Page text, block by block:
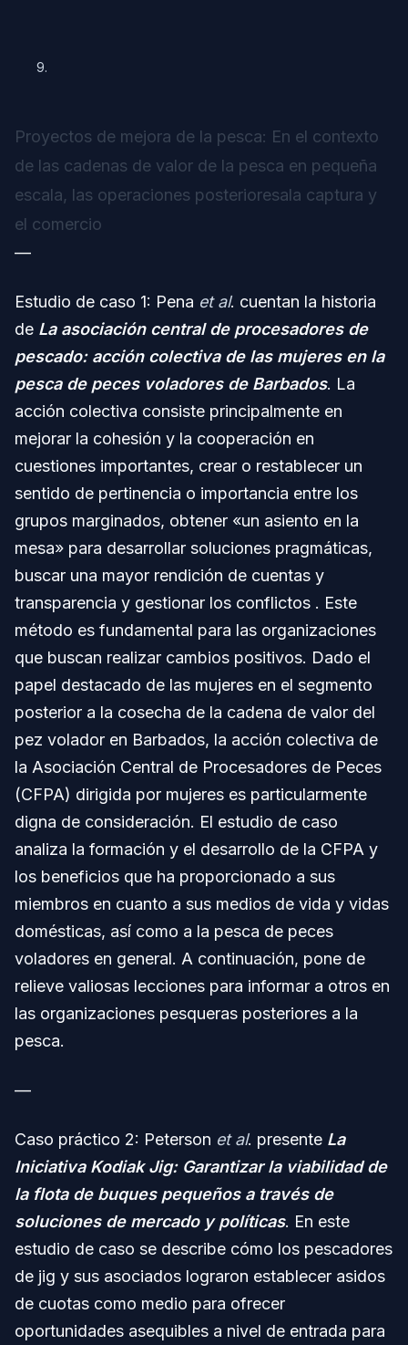
9.
Proyectos de mejora de la pesca: En el contexto
de las cadenas de valor de la pesca en pequeña
escala, las operaciones posterioresala captura y
el comercio
—
Estudio de caso 1: Pena et al. cuentan la historia
de La asociación central de procesadores de
pescado: acción colectiva de las mujeres en la
pesca de peces voladores de Barbados. La
acción colectiva consiste principalmente en
mejorar la cohesión y la cooperación en
cuestiones importantes, crear o restablecer un
sentido de pertinencia o importancia entre los
grupos marginados, obtener «un asiento en la
mesa» para desarrollar soluciones pragmáticas,
buscar una mayor rendición de cuentas y
transparencia y gestionar los conflictos . Este
método es fundamental para las organizaciones
que buscan realizar cambios positivos. Dado el
papel destacado de las mujeres en el segmento
posterior a la cosecha de la cadena de valor del
pez volador en Barbados, la acción colectiva de
la Asociación Central de Procesadores de Peces
(CFPA) dirigida por mujeres es particularmente
digna de consideración. El estudio de caso
analiza la formación y el desarrollo de la CFPA y
los beneficios que ha proporcionado a sus
miembros en cuanto a sus medios de vida y vidas
domésticas, así como a la pesca de peces
voladores en general. A continuación, pone de
relieve valiosas lecciones para informar a otros en
las organizaciones pesqueras posteriores a la
pesca.
—
Caso práctico 2: Peterson et al. presente La
Iniciativa Kodiak Jig: Garantizar la viabilidad de
la flota de buques pequeños a través de
soluciones de mercado y políticas. En este
estudio de caso se describe cómo los pescadores
de jig y sus asociados lograron establecer asidos
de cuotas como medio para ofrecer
oportunidades asequibles a nivel de entrada para